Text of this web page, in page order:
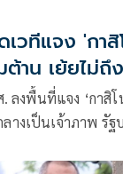
เวทีแจง 'กา
าน เย้ยไม่ถึ
. ลงพื้นที่แจง ‘กาสิ
างเป็นเจ้าภาพ รั